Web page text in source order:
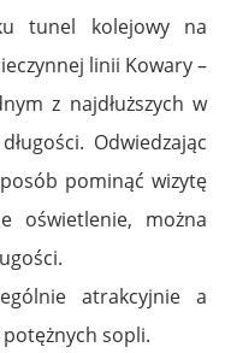
tunel kolejowy na
linii Kowary –
z najdłuższych w
Odwiedzając
pominąć wizytę
oświetlenie, można
atrakcyjnie a
sopli.